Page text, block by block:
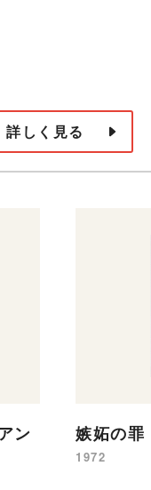
詳しく見る
ン
嫉妬の罪
1972